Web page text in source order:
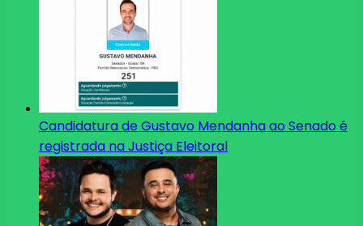
Candidatura de Gustavo Mendanha ao Senado é
registrada na Justiça Eleitoral